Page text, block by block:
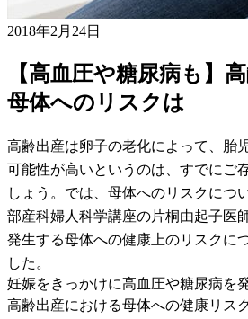
2018年2月24日
【高血圧や糖尿病も】
母体へのリスクは
高齢出産は卵子の老化によって、胎
可能性が高いというのは、すでにご
しょう。では、母体へのリスクにつ
部産科婦人科学講座の片桐由起子医
発生する母体への健康上のリスクに
した。
妊娠をきっかけに高血圧や糖尿病を
高齢出産における母体への健康リス